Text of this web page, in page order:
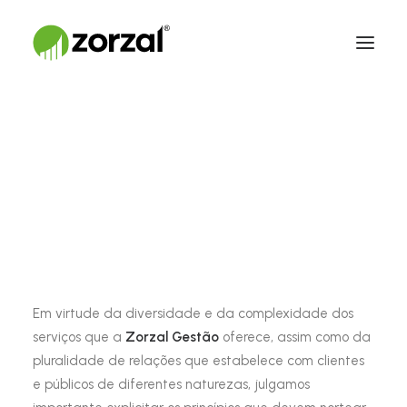
Em virtude da diversidade e da complexidade dos
serviços que a Zorzal Gestão oferece, assim como da
pluralidade de relações que estabelece com clientes
e públicos de diferentes naturezas, julgamos